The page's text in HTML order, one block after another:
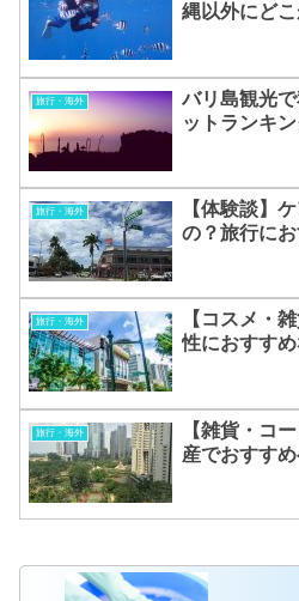
縄以外にど
旅行・海外
バリ島観光
ットランキン
旅行・海外
【体験談】
の？旅行に
旅行・海外
【コスメ・
性におすすめ
旅行・海外
【雑貨・コ
産でおすすめ